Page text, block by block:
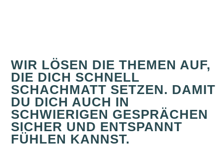
WIR LÖSEN DIE THEMEN AUF,
DIE DICH SCHNELL
SCHACHMATT SETZEN. DAMIT
DU DICH AUCH IN
SCHWIERIGEN GESPRÄCHEN
SICHER UND ENTSPANNT
FÜHLEN KANNST.